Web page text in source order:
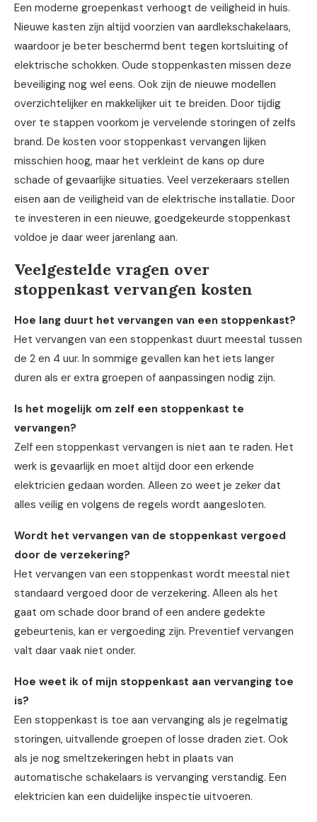
Een moderne groepenkast verhoogt de veiligheid in huis.
Nieuwe kasten zijn altijd voorzien van aardlekschakelaars,
waardoor je beter beschermd bent tegen kortsluiting of
elektrische schokken. Oude stoppenkasten missen deze
beveiliging nog wel eens. Ook zijn de nieuwe modellen
overzichtelijker en makkelijker uit te breiden. Door tijdig
over te stappen voorkom je vervelende storingen of zelfs
brand. De kosten voor stoppenkast vervangen lijken
misschien hoog, maar het verkleint de kans op dure
schade of gevaarlijke situaties. Veel verzekeraars stellen
eisen aan de veiligheid van de elektrische installatie. Door
te investeren in een nieuwe, goedgekeurde stoppenkast
voldoe je daar weer jarenlang aan.
Veelgestelde vragen over
stoppenkast vervangen kosten
Hoe lang duurt het vervangen van een stoppenkast?
Het vervangen van een stoppenkast duurt meestal tussen
de 2 en 4 uur. In sommige gevallen kan het iets langer
duren als er extra groepen of aanpassingen nodig zijn.
Is het mogelijk om zelf een stoppenkast te
vervangen?
Zelf een stoppenkast vervangen is niet aan te raden. Het
werk is gevaarlijk en moet altijd door een erkende
elektricien gedaan worden. Alleen zo weet je zeker dat
alles veilig en volgens de regels wordt aangesloten.
Wordt het vervangen van de stoppenkast vergoed
door de verzekering?
Het vervangen van een stoppenkast wordt meestal niet
standaard vergoed door de verzekering. Alleen als het
gaat om schade door brand of een andere gedekte
gebeurtenis, kan er vergoeding zijn. Preventief vervangen
valt daar vaak niet onder.
Hoe weet ik of mijn stoppenkast aan vervanging toe
is?
Een stoppenkast is toe aan vervanging als je regelmatig
storingen, uitvallende groepen of losse draden ziet. Ook
als je nog smeltzekeringen hebt in plaats van
automatische schakelaars is vervanging verstandig. Een
elektricien kan een duidelijke inspectie uitvoeren.